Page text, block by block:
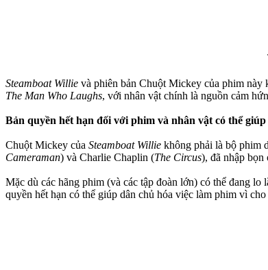
Steamboat Willie và phiên bản Chuột Mickey của phim này
The Man Who Laughs, với nhân vật chính là nguồn cảm
Bản quyền hết hạn đối với phim và nhân vật có thể
Chuột Mickey của Steamboat Willie không phải là bộ phim
Cameraman) và Charlie Chaplin (The Circus), đã nhập bọn
Mặc dù các hãng phim (và các tập đoàn lớn) có thể đang
quyền hết hạn có thể giúp dân chủ hóa việc làm phim vì